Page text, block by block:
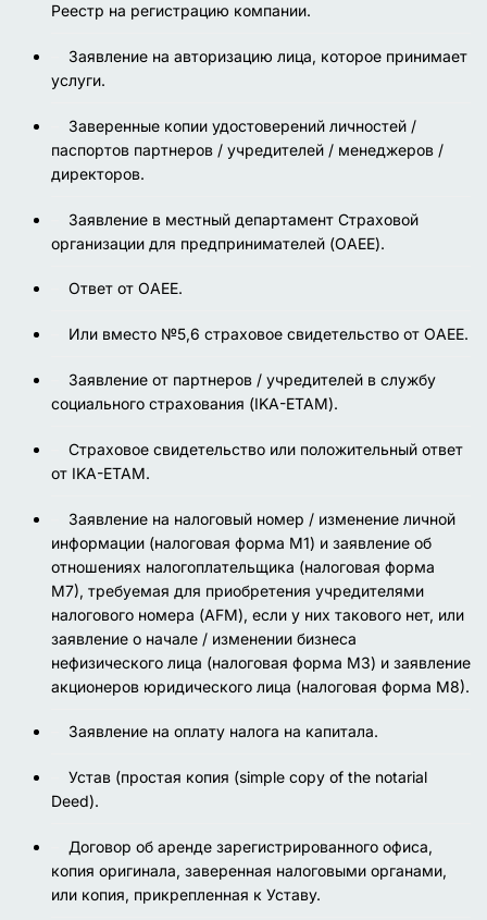
Реестр на регистрацию компании.
Заявление на авторизацию лица, которое принимает
услуги.
Заверенные копии удостоверений личностей /
паспортов партнеров / учредителей / менеджеров /
директоров.
Заявление в местный департамент Страховой
организации для предпринимателей (OAEE).
Ответ от OAEE.
Или вместо №5,6 страховое свидетельство от OAEE.
Заявление от партнеров / учредителей в службу
социального страхования (IKA-ETAM).
Страховое свидетельство или положительный ответ
от IKA-ETAM.
Заявление на налоговый номер / изменение личной
информации (налоговая форма М1) и заявление об
отношениях налогоплательщика (налоговая форма
М7), требуемая для приобретения учредителями
налогового номера (AFM), если у них такового нет, или
заявление о начале / изменении бизнеса
нефизического лица (налоговая форма М3) и заявление
акционеров юридического лица (налоговая форма М8).
Заявление на оплату налога на капитала.
Устав (простая копия (simple copy of the notarial
Deed).
Договор об аренде зарегистрированного офиса,
копия оригинала, заверенная налоговыми органами,
или копия, прикрепленная к Уставу.